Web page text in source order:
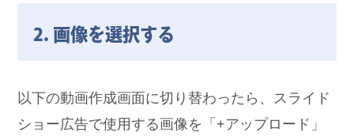
2. 画像を選択する
以下の動画作成画面に切り替わったら、スライド
ショー広告で使用する画像を「+アップロード」